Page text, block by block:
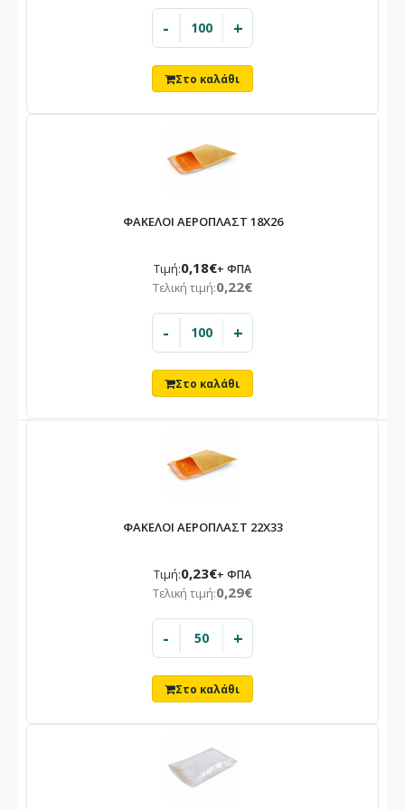
- +
ΦΑΚΕΛΟΙ ΑΕΡΟΠΛΑΣΤ 18Χ26
Τιμή:0,18€+ ΦΠΑ
Τελική τιμή:0,22€
- +
ΦΑΚΕΛΟΙ ΑΕΡΟΠΛΑΣΤ 22Χ33
Τιμή:0,23€+ ΦΠΑ
Τελική τιμή:0,29€
- +